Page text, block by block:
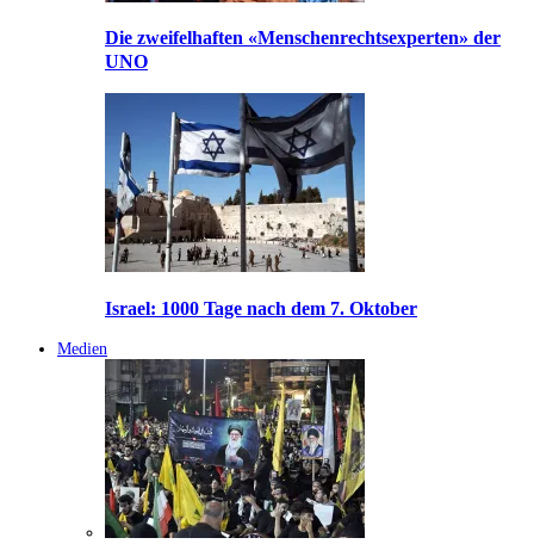
Die zweifelhaften «Menschenrechtsexperten» der
UNO
Israel: 1000 Tage nach dem 7. Oktober
Medien